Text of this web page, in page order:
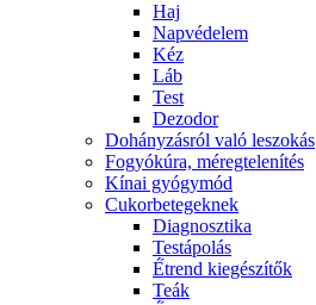
Haj
Napvédelem
Kéz
Láb
Test
Dezodor
Dohányzásról való leszokás
Fogyókúra, méregtelenítés
Kínai gyógymód
Cukorbetegeknek
Diagnosztika
Testápolás
É́trend kiegészítők
Teák